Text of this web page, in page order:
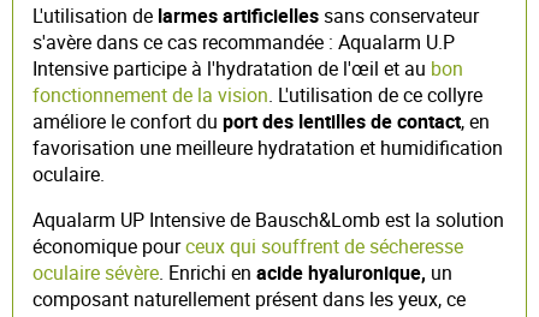
L'utilisation de larmes artificiellessans conservateur
s'avère dans ce cas recommandée : Aqualarm U.P
Intensive participe à l'hydratation de l'œil et au bon
fonctionnement de la vision. L'utilisation de ce collyre
améliore le confort du port des lentilles de contact, en
favorisation une meilleure hydratation et humidification
oculaire.
Aqualarm UP Intensive de Bausch&Lomb est la solution
économique pourceux qui souffrent de sécheresse
oculaire sévère. Enrichi en acide hyaluronique, un
composant naturellement présent dans les yeux, ce